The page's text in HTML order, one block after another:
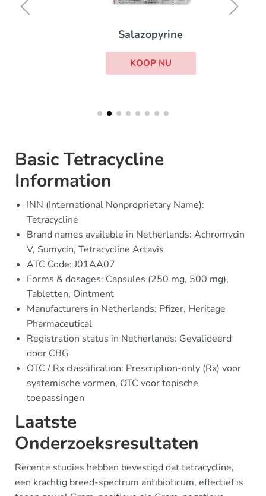
Salazopyrine
KOOP NU
Basic Tetracycline
Information
INN (International Nonproprietary Name):
Tetracycline
Brand names available in Netherlands: Achromycin
V, Sumycin, Tetracycline Actavis
ATC Code: J01AA07
Forms & dosages: Capsules (250 mg, 500 mg),
Tabletten, Ointment
Manufacturers in Netherlands: Pfizer, Heritage
Pharmaceutical
Registration status in Netherlands: Gevalideerd
door CBG
OTC / Rx classification: Prescription-only (Rx) voor
systemische vormen, OTC voor topische
toepassingen
Laatste
Onderzoeksresultaten
Recente studies hebben bevestigd dat tetracycline,
een krachtig breed-spectrum antibioticum, effectief is